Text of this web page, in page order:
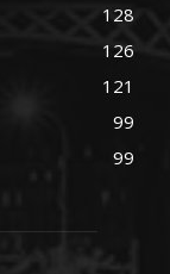
128
126
121
99
99